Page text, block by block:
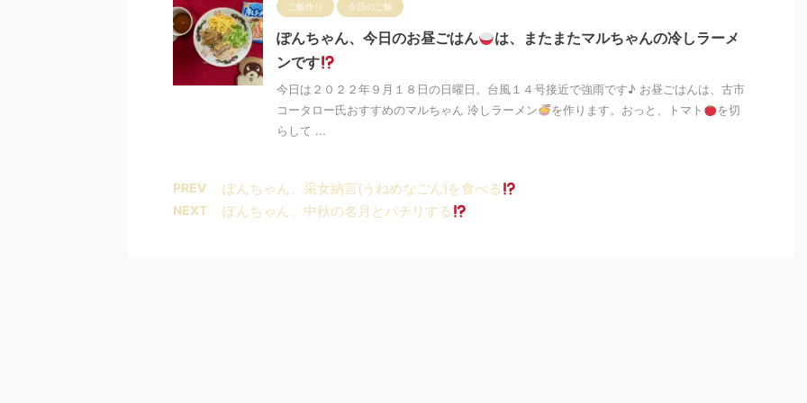
ご飯作り 今日のご飯
ぽんちゃん、今日のお昼ごはん
は、またまたマルちゃんの冷しラーメ
ンです
今日は２０２２年９月１８日の日曜日。台風１４号接近で強雨です♪ お昼ごはんは、古市
コータロー氏おすすめのマルちゃん 冷しラーメン
を作ります。おっと、トマト
を切
らして ...
PREV ぽんちゃん、采女納言(うねめなごん)を食べる
NEXT ぽんちゃん、中秋の名月とパチリする